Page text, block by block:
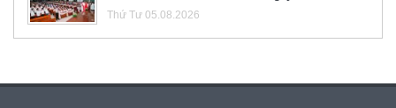
Thứ Tư 05.08.2026